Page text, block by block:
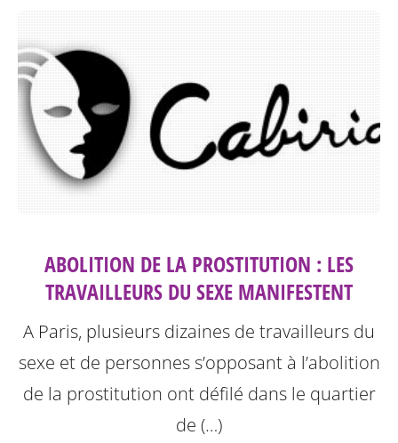
ABOLITION DE LA PROSTITUTION : LES
TRAVAILLEURS DU SEXE MANIFESTENT
A Paris, plusieurs dizaines de travailleurs du
sexe et de personnes s’opposant à l’abolition
de la prostitution ont défilé dans le quartier
de (…)